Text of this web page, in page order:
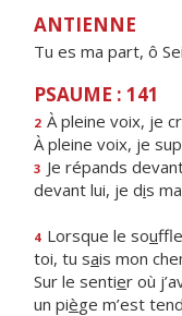
ANTIENNE
Tu es ma part, ô
PSAUME : 141
2 À pleine voix, je cr
À pleine voix, je
3 Je répands
devant lui, je dis
4 Lorsque le sou
toi, tu sais mon
Sur le sentier où
un piège m’est